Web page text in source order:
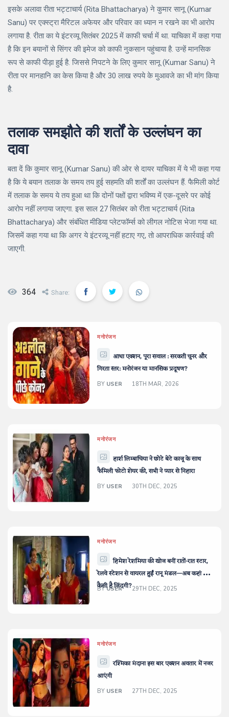
इसके अलावा रीता भट्टाचार्य (Rita Bhattacharya) ने कुमार सानू (Kumar
Sanu) पर एक्स्ट्रा मैरिटल अफेयर और परिवार का ध्यान न रखने का भी आरोप
लगाया है. रीता का ये इंटरव्यू सितंबर 2025 में काफी चर्चा में था. याचिका में कहा गया
है कि इन बयानों से सिंगर की इमेज को काफी नुकसान पहुंचाया है. उन्हें मानसिक
रूप से काफी पीड़ा हुई है. जिससे निपटने के लिए कुमार सानू (Kumar Sanu) ने
रीता पर मानहानि का केस किया है और 30 लाख रुपये के मुआवजे का भी मांग किया
है.
तलाक समझौते की शर्तों के उल्लंघन का
दावा
बता दें कि कुमार सानू (Kumar Sanu) की ओर से दायर याचिका में ये भी कहा गया
है कि ये बयान तलाक के समय तय हुई सहमति की शर्तों का उल्लंघन हैं. फैमिली कोर्ट
में तलाक के समय ये तय हुआ था कि दोनों पक्षों द्वारा भविष्य में एक-दूसरे पर कोई
आरोप नहीं लगाया जाएगा. इस साल 27 सितंबर को रीता भट्टाचार्य (Rita
Bhattacharya) और संबंधित मीडिया प्लेटफॉर्म्स को लीगल नोटिस भेजा गया था.
जिसमें कहा गया था कि अगर ये इंटरव्यू नहीं हटाए गए, तो आपराधिक कार्रवाई की
जाएगी.
364 Share:
मनोरंजन
आधा एक्शन, पूरा सवाल : सरकती चुनर और
गिरता स्तर: मनोरंजन या मानसिक प्रदूषण?
BY USER 18TH MAR, 2026
मनोरंजन
हार्श लिम्बाचिया ने छोटे बेटे काजू के साथ
फैमिली फोटो शेयर की, सभी ने प्यार से निहारा
BY USER 30TH DEC, 2025
मनोरंजन
हिमेश रेशमिया की खोज बनीं रातों-रात स्टार,
रेलवे स्टेशन से वायरल हुईं रानू मंडल—अब कहां और
कैसी है ज़िंदगी?
BYUSER 29TH DEC, 2025
मनोरंजन
रश्मिका मंदाना इस बार एक्शन अवतार में नजर
आएंगी
BY USER 27TH DEC, 2025